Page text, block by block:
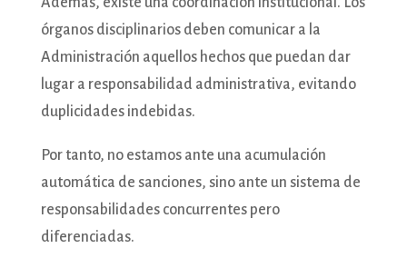
órganos disciplinarios deben comunicar a la
Administración aquellos hechos que puedan dar
lugar a responsabilidad administrativa, evitando
duplicidades indebidas.
Por tanto, no estamos ante una acumulación
automática de sanciones, sino ante un sistema de
responsabilidades concurrentes pero
diferenciadas.